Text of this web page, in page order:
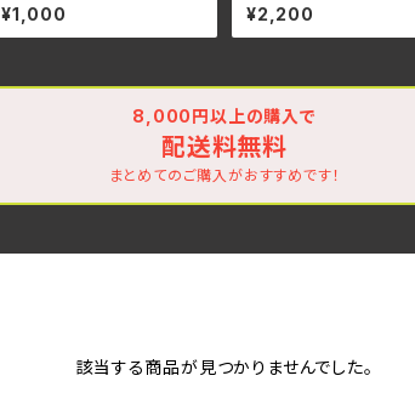
¥1,000 ¥2,200
8,000円以上の購入で
配送料無料
まとめてのご購入がおすすめです！
該当する商品が見つかりませんでした。